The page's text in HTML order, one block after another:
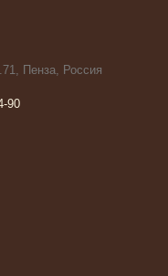
Пенза, Россия
90